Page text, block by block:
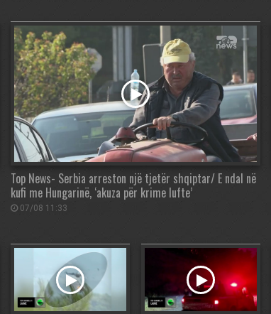
Top News- Serbia arreston një tjetër shqiptar/ E ndal në
kufi me Hungarinë, ‘akuza për krime lufte’
07/08 11:33